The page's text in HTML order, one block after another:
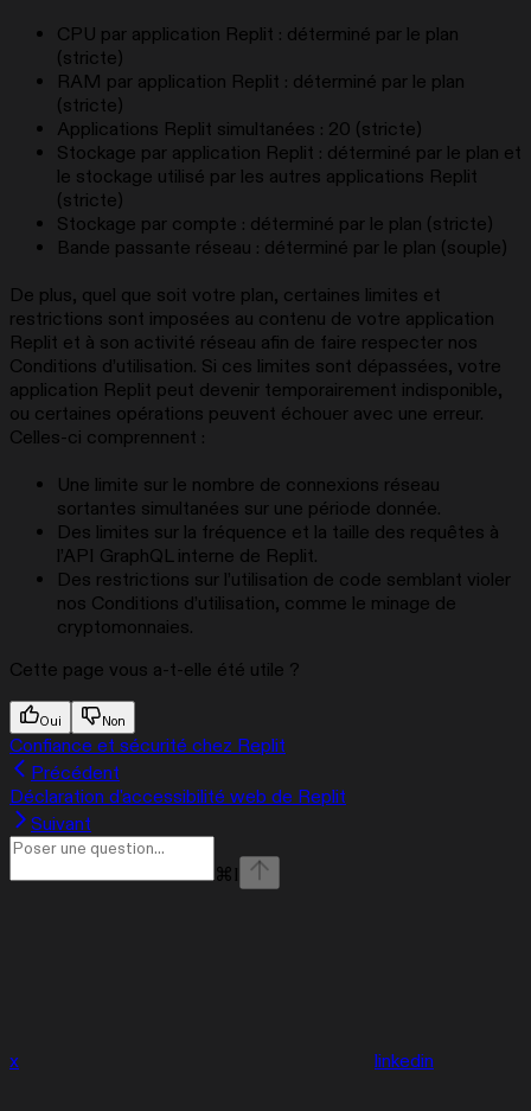
CPU par application Replit : déterminé par le plan
(stricte)
RAM par application Replit : déterminé par le plan
(stricte)
Applications Replit simultanées : 20 (stricte)
Stockage par application Replit : déterminé par le plan et
le stockage utilisé par les autres applications Replit
(stricte)
Stockage par compte : déterminé par le plan (stricte)
Bande passante réseau : déterminé par le plan (souple)
De plus, quel que soit votre plan, certaines limites et
restrictions sont imposées au contenu de votre application
Replit et à son activité réseau afin de faire respecter nos
Conditions d’utilisation. Si ces limites sont dépassées, votre
application Replit peut devenir temporairement indisponible,
ou certaines opérations peuvent échouer avec une erreur.
Celles-ci comprennent :
Une limite sur le nombre de connexions réseau
sortantes simultanées sur une période donnée.
Des limites sur la fréquence et la taille des requêtes à
l’API GraphQL interne de Replit.
Des restrictions sur l’utilisation de code semblant violer
nos Conditions d’utilisation, comme le minage de
cryptomonnaies.
Cette page vous a-t-elle été utile ?
Oui Non
Confiance et sécurité chez Replit
Précédent
Déclaration d'accessibilité web de Replit
Suivant
⌘ I
x linkedin